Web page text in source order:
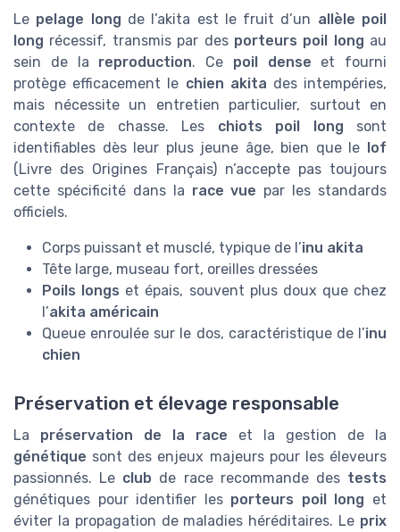
Le pelage long de l’akita est le fruit d’un allèle poil
long récessif, transmis par des porteurs poil long au
sein de la reproduction. Ce poil dense et fourni
protège efficacement le chien akita des intempéries,
mais nécessite un entretien particulier, surtout en
contexte de chasse. Les chiots poil long sont
identifiables dès leur plus jeune âge, bien que le
lof
(Livre des Origines Français) n’accepte pas toujours
cette spécificité dans la race vue par les standards
officiels.
Corps puissant et musclé, typique de l’inu akita
Tête large, museau fort, oreilles dressées
Poils longs et épais, souvent plus doux que chez
l’akita américain
Queue enroulée sur le dos, caractéristique de l’inu
chien
Préservation et élevage responsable
La préservation de la race et la gestion de la
génétique sont des enjeux majeurs pour les éleveurs
passionnés. Le club de race recommande des tests
génétiques pour identifier les porteurs poil long et
éviter la propagation de maladies héréditaires. Le prix